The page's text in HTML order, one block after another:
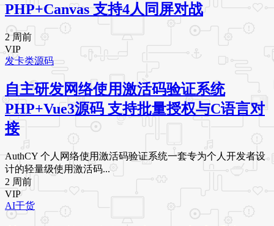
PHP+Canvas 支持4人同屏对战
2 周前
VIP
发卡类源码
自主研发网络使用激活码验证系统
PHP+Vue3源码 支持批量授权与C语言对
接
AuthCY 个人网络使用激活码验证系统一套专为个人开发者设
计的轻量级使用激活码...
2 周前
VIP
AI干货